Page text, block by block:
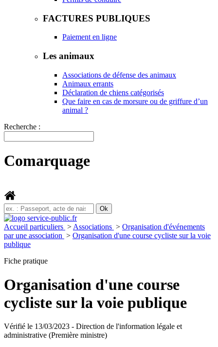
FACTURES PUBLIQUES
Paiement en ligne
Les animaux
Associations de défense des animaux
Animaux errants
Déclaration de chiens catégorisés
Que faire en cas de morsure ou de griffure d’un
animal ?
Recherche :
Comarquage
Accueil particuliers > Associations > Organisation d'événements
par une association > Organisation d'une course cycliste sur la voie
publique
Fiche pratique
Organisation d'une course
cycliste sur la voie publique
Vérifié le 13/03/2023 - Direction de l'information légale et
administrative (Première ministre)